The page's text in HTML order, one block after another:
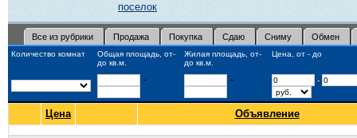
поселок
Все из рубрики Продажа Покупка Сдаю Сниму Обмен
Количество комнат
Общая площадь, от-
до кв.м.
Жилая площадь, от-
до кв.м.
Цена, от - до
- - -
Цена Объявление